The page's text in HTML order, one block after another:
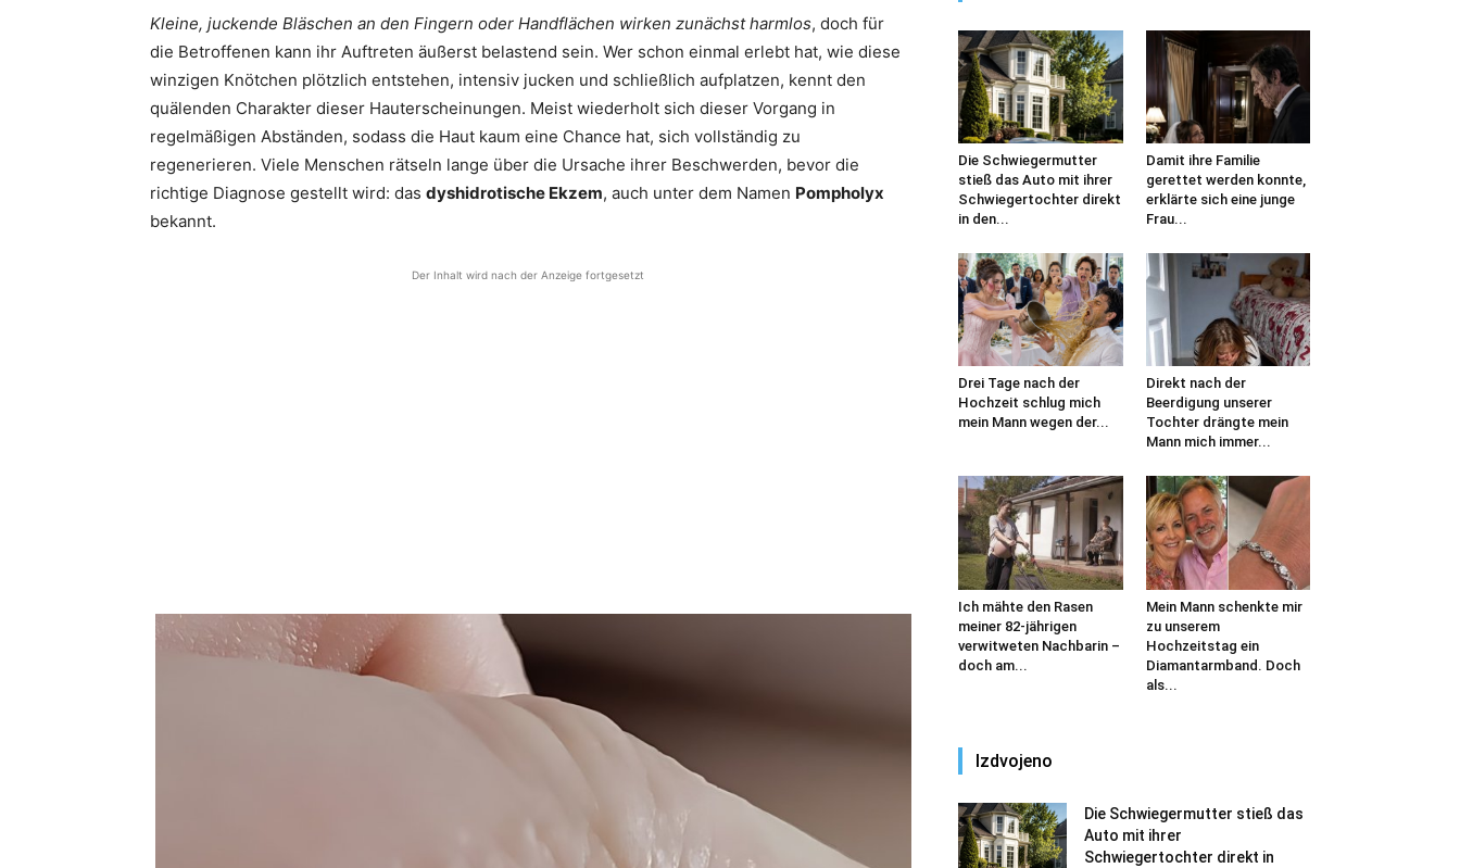
Kleine, juckende Bläschen an den Fingern oder Handflächen wirken zunächst harmlos, doch für
die Betroffenen kann ihr Auftreten äußerst belastend sein. Wer schon einmal erlebt hat, wie diese
winzigen Knötchen plötzlich entstehen, intensiv jucken und schließlich aufplatzen, kennt den
quälenden Charakter dieser Hauterscheinungen. Meist wiederholt sich dieser Vorgang in
regelmäßigen Abständen, sodass die Haut kaum eine Chance hat, sich vollständig zu
regenerieren. Viele Menschen rätseln lange über die Ursache ihrer Beschwerden, bevor die
richtige Diagnose gestellt wird: das dyshidrotische Ekzem, auch unter dem Namen Pompholyx
bekannt.
Der Inhalt wird nach der Anzeige fortgesetzt
Die Schwiegermutter
stieß das Auto mit ihrer
Schwiegertochter direkt
in den...
Damit ihre Familie
gerettet werden konnte,
erklärte sich eine junge
Frau...
Drei Tage nach der
Hochzeit schlug mich
mein Mann wegen der...
Direkt nach der
Beerdigung unserer
Tochter drängte mein
Mann mich immer...
Ich mähte den Rasen
meiner 82-jährigen
verwitweten Nachbarin –
doch am...
Mein Mann schenkte mir
zu unserem
Hochzeitstag ein
Diamantarmband. Doch
als...
Izdvojeno
Die Schwiegermutter stieß das
Auto mit ihrer
Schwiegertochter direkt in